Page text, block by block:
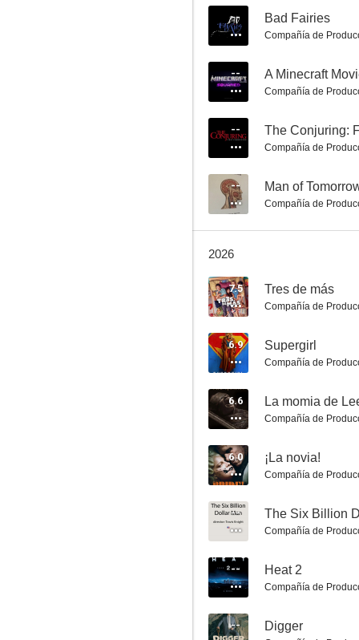
La milla verde
8.5
¿Qué fue de Baby Jane?
El gigante de hierro
8.3
Uno de los nuestros
-- Bad Fairies
Compañía de
-- A Minecraft
Compañía de
-- The Conjuring:
Compañía de
-- Man of
Compañía de
2026
7.5 Tres de más
Compañía de
6.9 Supergirl
Compañía de
6.6 La momia de
Compañía de
6.0 ¡La novia!
Compañía de
-- The Six Billion
Compañía de
-- Heat 2
Compañía de
-- Digger